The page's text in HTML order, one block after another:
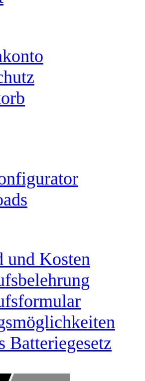
und Kosten
Batteriegesetz